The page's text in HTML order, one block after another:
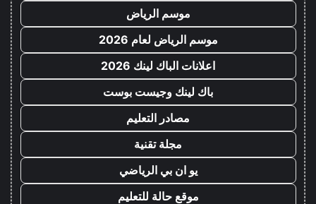
موسم الرياض
موسم الرياض لعام 2026
اعلانات الباك لينك 2026
باك لينك وجيست بوست
مصادر التعليم
مجلة تقنية
يو ان بي الرياضي
موقع حالة للتعليم